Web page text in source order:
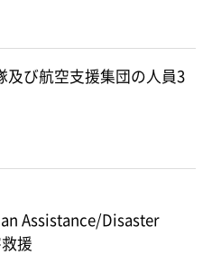
び航空支援集団の人員3
Assistance/Disaster
援